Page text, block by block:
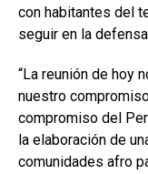
con habitantes del
seguir en la
“La reunión de hoy
nuestro
compromiso del
la elaboración de
comunidades afro